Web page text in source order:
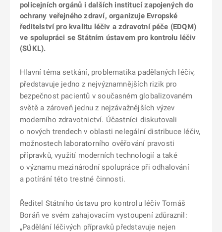
policejních orgánů i dalších institucí zapojených do
ochrany veřejného zdraví, organizuje Evropské
ředitelství pro kvalitu léčiv a zdravotní péče (EDQM)
ve spolupráci se Státním ústavem pro kontrolu léčiv
(SÚKL).
Hlavní téma setkání, problematika padělaných léčiv,
představuje jedno z nejvýznamnějších rizik pro
bezpečnost pacientů v současném globalizovaném
světě a zároveň jednu z nejzávažnějších výzev
moderního zdravotnictví. Účastníci diskutovali
o nových trendech v oblasti nelegální distribuce léčiv,
možnostech laboratorního ověřování pravosti
přípravků, využití moderních technologií a také
o významu mezinárodní spolupráce při odhalování
a potírání této trestné činnosti.
Ředitel Státního ústavu pro kontrolu léčiv Tomáš
Boráň ve svém zahajovacím vystoupení zdůraznil:
„Padělání léčivých přípravků představuje nejen